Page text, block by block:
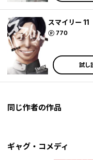
スマイリー 11
770
ポイント
試し
同じ作者の作品
ギャグ・コメディ